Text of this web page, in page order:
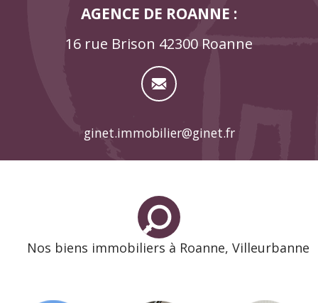
AGENCE DE ROANNE :
16 rue Brison 42300 Roanne
ginet.immobilier@ginet.fr
Nos biens immobiliers à Roanne, Villeurbanne